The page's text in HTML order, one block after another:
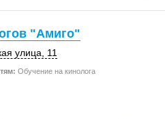
"Амиго"
улица, 11
Обучение на кинолога